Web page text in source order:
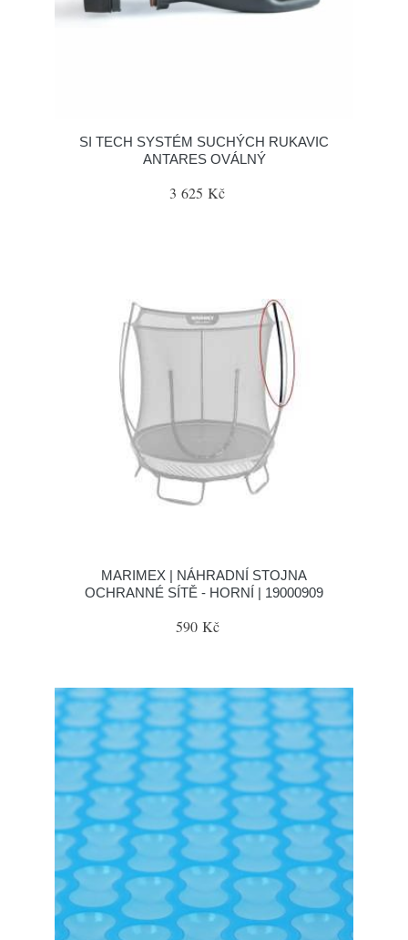
SI TECH SYSTÉM SUCHÝCH RUKAVIC
ANTARES OVÁLNÝ
3 625 Kč
MARIMEX | NÁHRADNÍ STOJNA
OCHRANNÉ SÍTĚ - HORNÍ | 19000909
590 Kč